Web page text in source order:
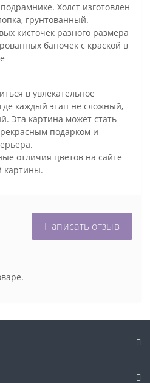
Холст изготовлен
грунтованный.
кисточек разного размера
баночек с краской в
в увлекательное
каждый этап не сложный,
Эта картина может стать
подарком и
отличия цветов на сайте
картины.
Написать отзыв